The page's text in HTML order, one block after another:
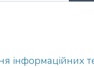
інформаційних